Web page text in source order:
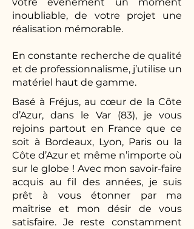
inoubliable, de votre projet une
réalisation mémorable.
En constante recherche de qualité
et de professionnalisme, j’utilise un
matériel haut de gamme.
Basé à Fréjus, au cœur de la Côte
d’Azur, dans le Var (83), je vous
rejoins partout en France que ce
soit à Bordeaux, Lyon, Paris ou la
Côte d’Azur et même n’importe où
sur le globe ! Avec mon savoir-faire
acquis au fil des années, je suis
prêt à vous étonner par ma
maîtrise et mon désir de vous
satisfaire. Je reste constamment